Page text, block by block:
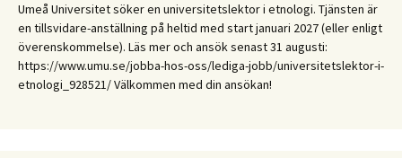
expertis
och
erfarenhet:
Etnologiska
och
Umeå Universitet söker en universitetslektor i etnologi. Tjänsten är
en tillsvidare-anställning på heltid med start januari 2027 (eller enligt
överenskommelse). Läs mer och ansök senast 31 augusti:
https://www.umu.se/jobba-hos-oss/lediga-jobb/universitetslektor-i-
etnologi_928521/ Välkommen med din ansökan!